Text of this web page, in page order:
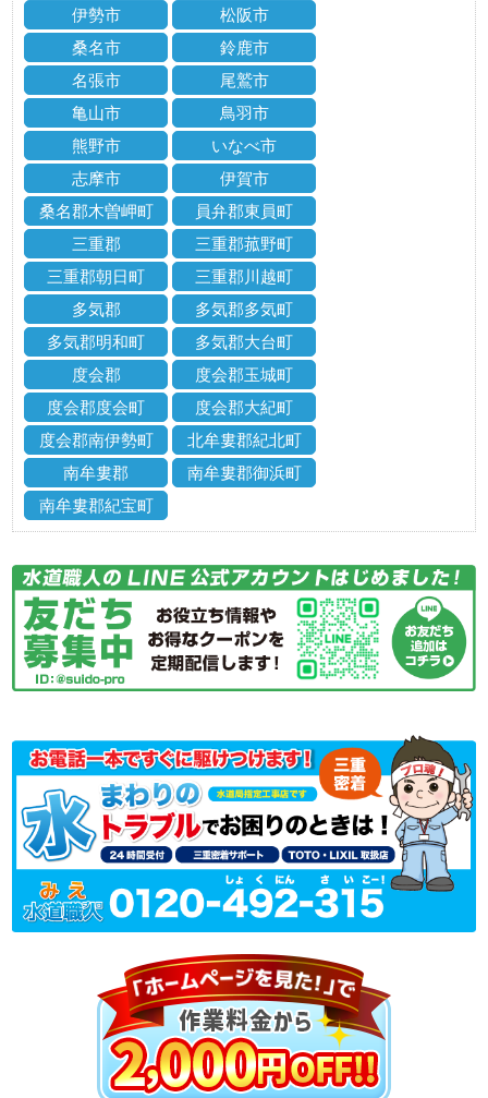
伊勢市
松阪市
桑名市
鈴鹿市
名張市
尾鷲市
亀山市
鳥羽市
熊野市
いなべ市
志摩市
伊賀市
桑名郡木曽岬町
員弁郡東員町
三重郡
三重郡菰野町
三重郡朝日町
三重郡川越町
多気郡
多気郡多気町
多気郡明和町
多気郡大台町
度会郡
度会郡玉城町
度会郡度会町
度会郡大紀町
度会郡南伊勢町
北牟婁郡紀北町
南牟婁郡
南牟婁郡御浜町
南牟婁郡紀宝町